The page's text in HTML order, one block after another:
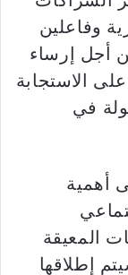
وفاعلين
أجل إرساء
الاستجابة
في
أهمية
المعيقة
إطلاقها